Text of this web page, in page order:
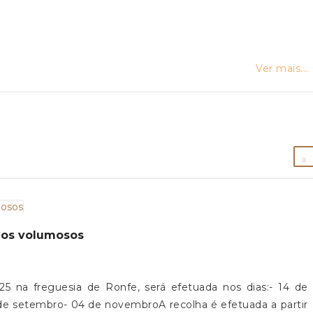
Ver mais...
volumosos
na freguesia de Ronfe, será efetuada nos dias:- 14 de
setembro- 04 de novembroA recolha é efetuada a partir